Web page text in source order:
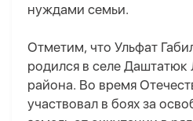
нуждами семьи.
Отметим, что Ульфат
родился в селе Даштатюк
района. Во время
участвовал в боях за